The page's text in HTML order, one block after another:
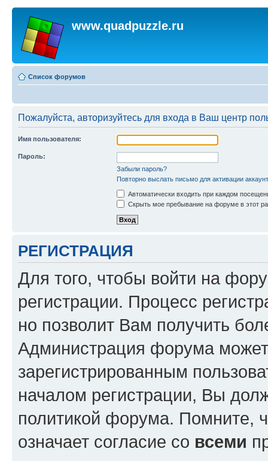
www.quadpuzzle.ru
Список форумов
Пожалуйста, авторизуйтесь для входа в Ваш центр
Имя пользователя:
Пароль:
Забыли пароль?
Повторно выслать письмо для активации
Автоматически входить при каждом
Скрыть мое пребывание на форуме в этот
РЕГИСТРАЦИЯ
Для того, чтобы войти на
регистрации. Процесс
но позволит Вам получить
Администрация форума может
зарегистрированным
началом регистрации, Вы
политикой форума. Помните,
означает согласие со всеми